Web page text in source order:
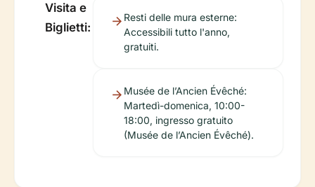
Visita e
Biglietti:
Resti delle mura esterne:
Accessibili tutto l'anno,
gratuiti.
Musée de l’Ancien Évêché:
Martedì-domenica, 10:00-
18:00, ingresso gratuito
(Musée de l’Ancien Évêché).